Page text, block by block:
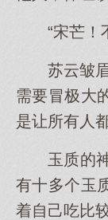
“宋芒！
苏云皱
需要冒极大
是让所有人
玉质的
有十多个玉
着自己吃比